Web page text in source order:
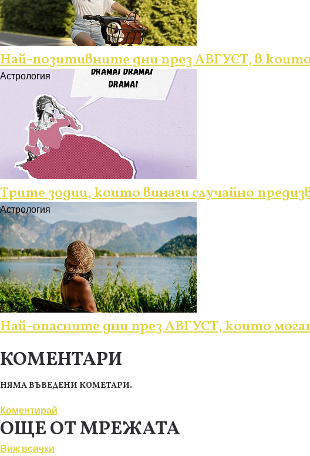
Най-позитивните дни през АВГУСТ, в
Астрология
Трите зодии, които винаги случайно
Астрология
Най-опасните дни през АВГУСТ, които
КОМЕНТАРИ
НЯМА ВЪВЕДЕНИ КОМЕТАРИ.
Коментирай
ОЩЕ ОТ МРЕЖАТА
Виж всички